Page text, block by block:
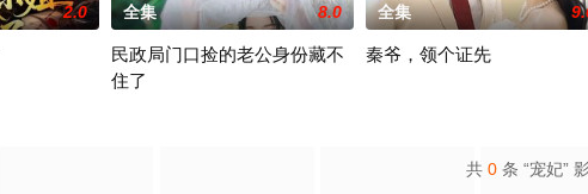
2.0 全集 8.0
民政局门口捡的老公身份藏不
住了
全集
秦爷，领个证先
共 0 条 “宠妃”